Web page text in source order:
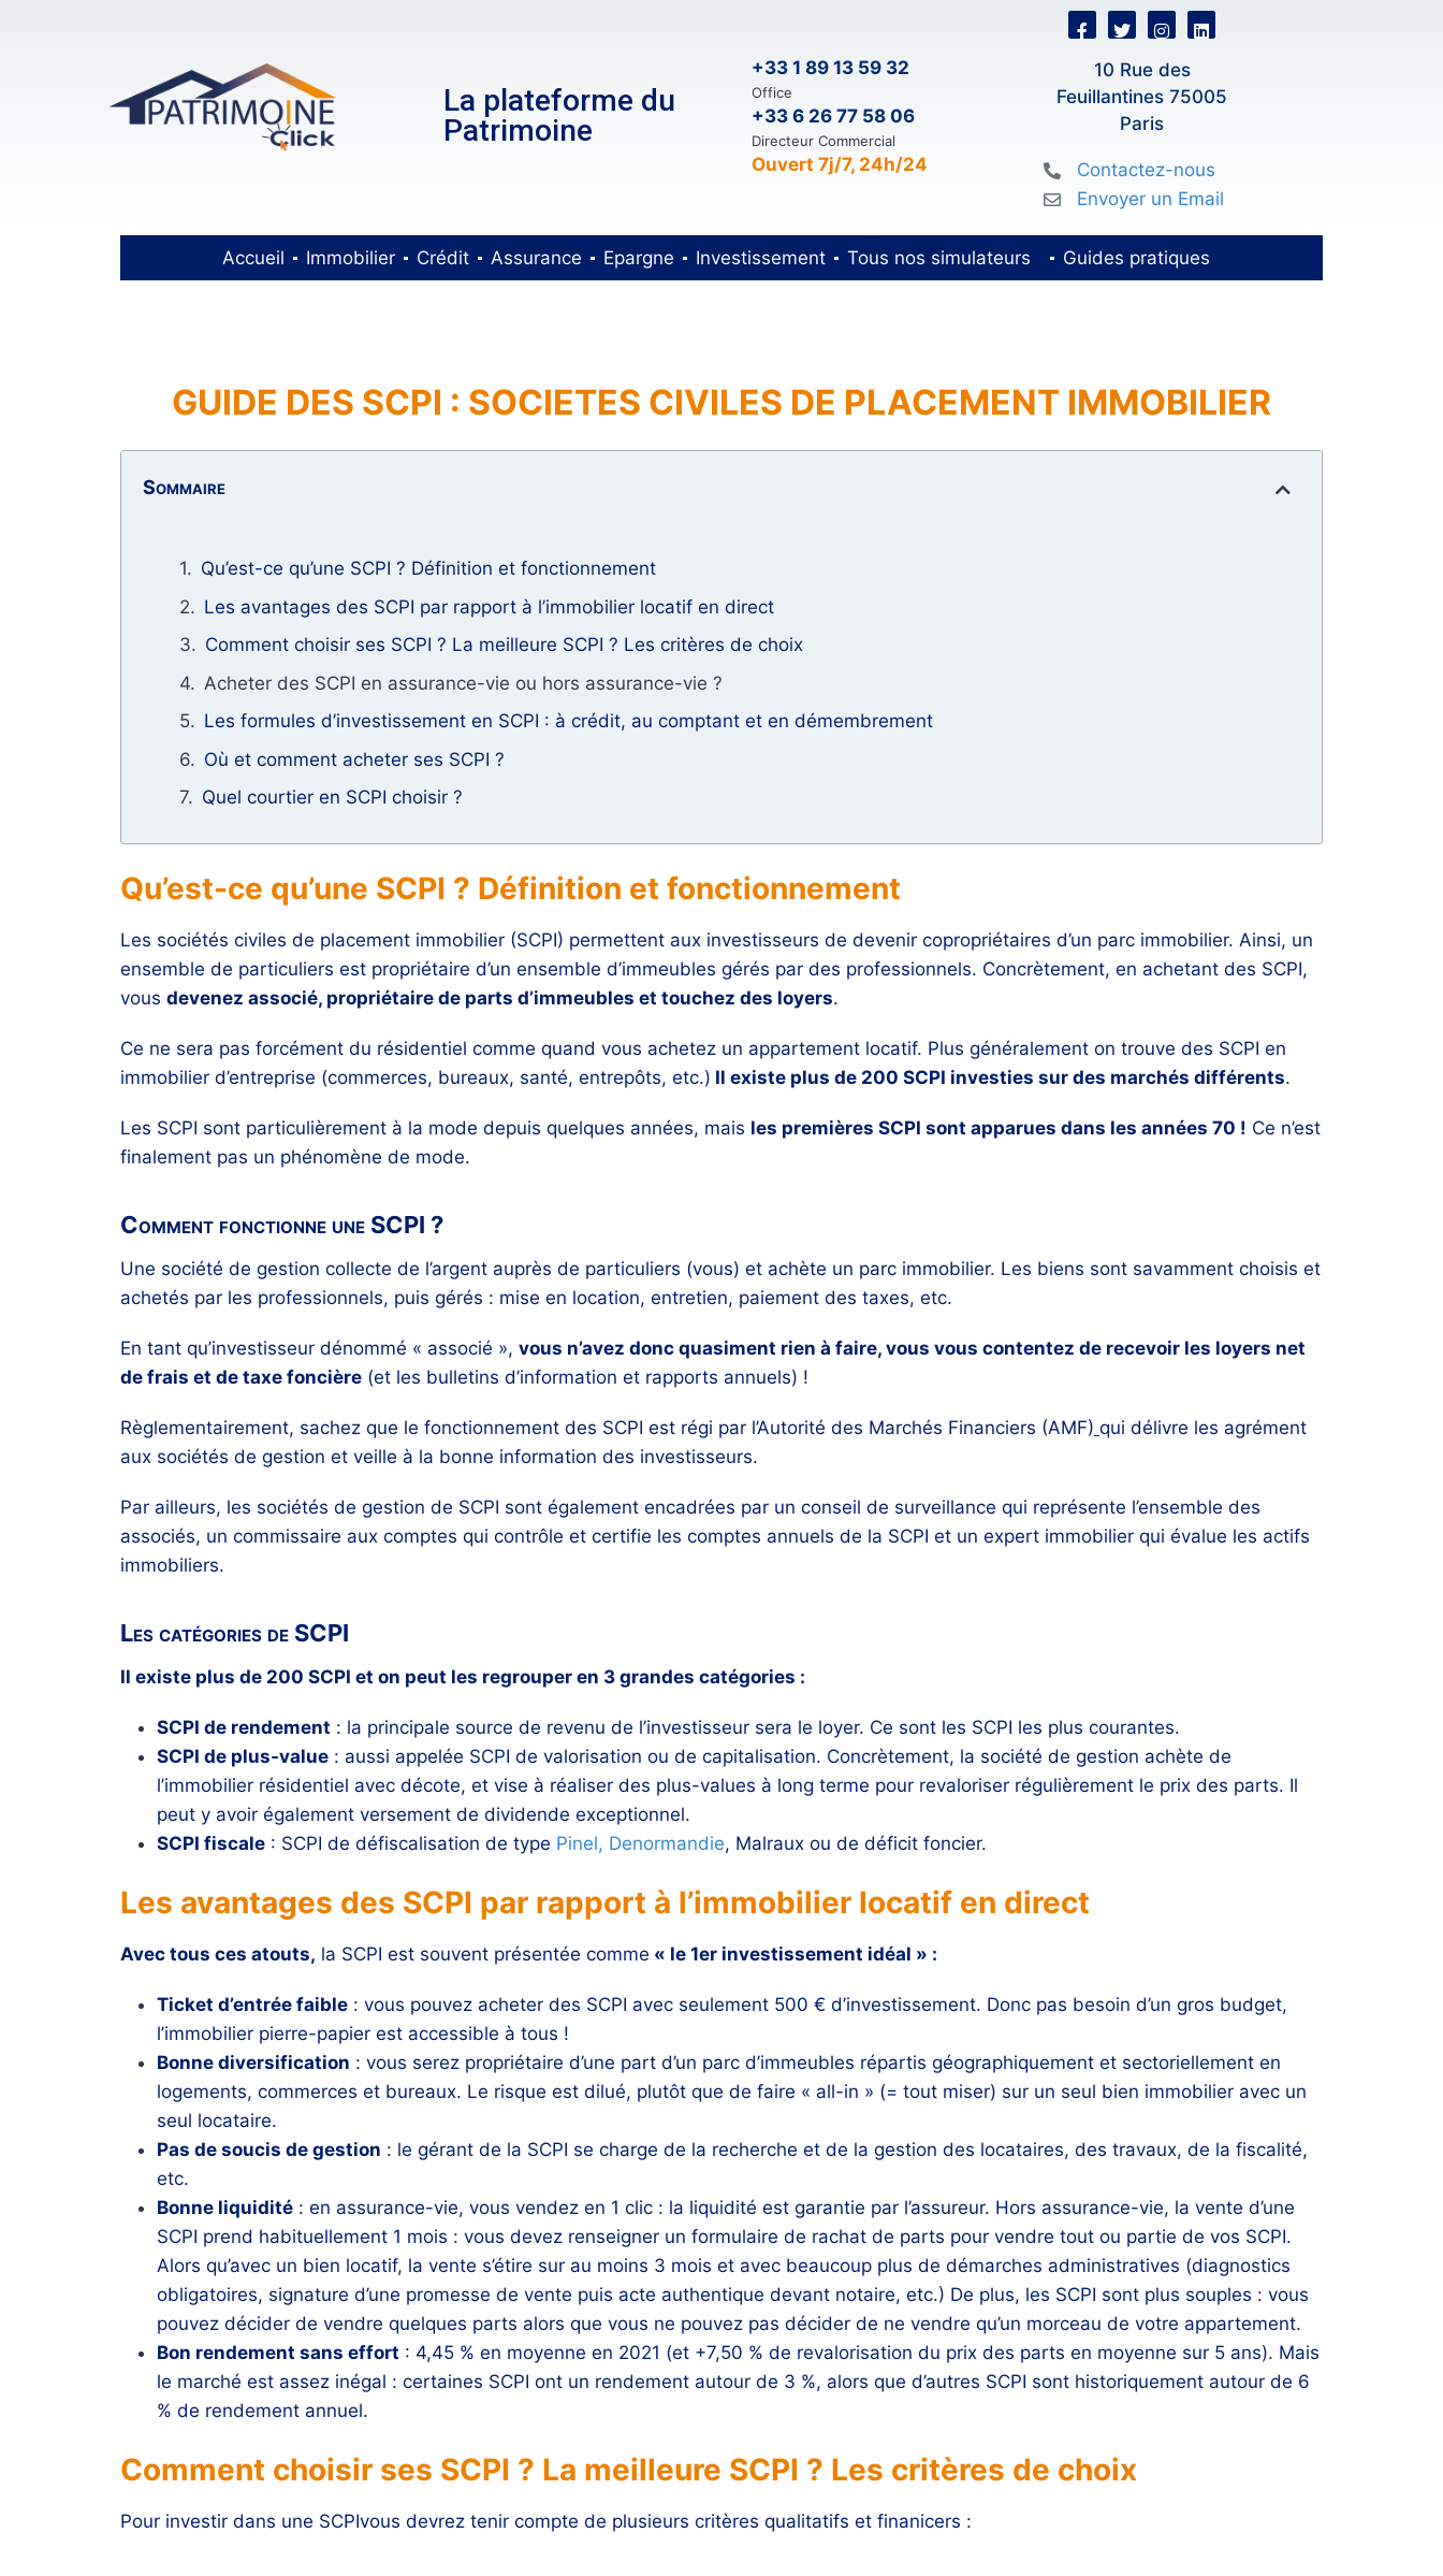
La plateforme du
Patrimoine
+33 1 89 13 59 32
Office
+33 6 26 77 58 06
Directeur Commercial
Ouvert 7j/7, 24h/24
10 Rue des
Feuillantines 75005
Paris
Contactez-nous
Envoyer un Email
Accueil Immobilier Crédit Assurance Epargne Investissement Tous nos simulateurs Guides pratiques
GUIDE DES SCPI : SOCIETES CIVILES DE PLACEMENT IMMOBILIER
Sommaire
Qu’est-ce qu’une SCPI ? Définition et fonctionnement
Les avantages des SCPI par rapport à l’immobilier locatif en direct
Comment choisir ses SCPI ? La meilleure SCPI ? Les critères de choix
Acheter des SCPI en assurance-vie ou hors assurance-vie ?
Les formules d’investissement en SCPI : à crédit, au comptant et en démembrement
Où et comment acheter ses SCPI ?
Quel courtier en SCPI choisir ?
Qu’est-ce qu’une SCPI ? Définition et fonctionnement
Les sociétés civiles de placement immobilier (SCPI) permettent aux investisseurs de devenir copropriétaires d’un parc immobilier. Ainsi, un
ensemble de particuliers est propriétaire d’un ensemble d’immeubles gérés par des professionnels. Concrètement, en achetant des SCPI,
vous devenez associé, propriétaire de parts d’immeubles et touchez des loyers.
Ce ne sera pas forcément du résidentiel comme quand vous achetez un appartement locatif. Plus généralement on trouve des SCPI en
immobilier d’entreprise (commerces, bureaux, santé, entrepôts, etc.) Il existe plus de 200 SCPI investies sur des marchés différents.
Les SCPI sont particulièrement à la mode depuis quelques années, mais les premières SCPI sont apparues dans les années 70 ! Ce n’est
finalement pas un phénomène de mode.
Comment fonctionne une SCPI ?
Une société de gestion collecte de l’argent auprès de particuliers (vous) et achète un parc immobilier. Les biens sont savamment choisis et
achetés par les professionnels, puis gérés : mise en location, entretien, paiement des taxes, etc.
En tant qu’investisseur dénommé « associé », vous n’avez donc quasiment rien à faire, vous vous contentez de recevoir les loyers net
de frais et de taxe foncière (et les bulletins d’information et rapports annuels) !
Règlementairement, sachez que le fonctionnement des SCPI est régi par l’Autorité des Marchés Financiers (AMF) qui délivre les agrément
aux sociétés de gestion et veille à la bonne information des investisseurs.
Par ailleurs, les sociétés de gestion de SCPI sont également encadrées par un conseil de surveillance qui représente l’ensemble des
associés, un commissaire aux comptes qui contrôle et certifie les comptes annuels de la SCPI et un expert immobilier qui évalue les actifs
immobiliers.
Les catégories de SCPI
Il existe plus de 200 SCPI et on peut les regrouper en 3 grandes catégories :
SCPI de rendement : la principale source de revenu de l’investisseur sera le loyer. Ce sont les SCPI les plus courantes.
SCPI de plus-value : aussi appelée SCPI de valorisation ou de capitalisation. Concrètement, la société de gestion achète de
l’immobilier résidentiel avec décote, et vise à réaliser des plus-values à long terme pour revaloriser régulièrement le prix des parts. Il
peut y avoir également versement de dividende exceptionnel.
SCPI fiscale : SCPI de défiscalisation de type Pinel, Denormandie, Malraux ou de déficit foncier.
Les avantages des SCPI par rapport à l’immobilier locatif en direct
Avec tous ces atouts, la SCPI est souvent présentée comme « le 1er investissement idéal » :
Ticket d’entrée faible : vous pouvez acheter des SCPI avec seulement 500 € d’investissement. Donc pas besoin d’un gros budget,
l’immobilier pierre-papier est accessible à tous !
Bonne diversification : vous serez propriétaire d’une part d’un parc d’immeubles répartis géographiquement et sectoriellement en
logements, commerces et bureaux. Le risque est dilué, plutôt que de faire « all-in » (= tout miser) sur un seul bien immobilier avec un
seul locataire.
Pas de soucis de gestion : le gérant de la SCPI se charge de la recherche et de la gestion des locataires, des travaux, de la fiscalité,
etc.
Bonne liquidité : en assurance-vie, vous vendez en 1 clic : la liquidité est garantie par l’assureur. Hors assurance-vie, la vente d’une
SCPI prend habituellement 1 mois : vous devez renseigner un formulaire de rachat de parts pour vendre tout ou partie de vos SCPI.
Alors qu’avec un bien locatif, la vente s’étire sur au moins 3 mois et avec beaucoup plus de démarches administratives (diagnostics
obligatoires, signature d’une promesse de vente puis acte authentique devant notaire, etc.) De plus, les SCPI sont plus souples : vous
pouvez décider de vendre quelques parts alors que vous ne pouvez pas décider de ne vendre qu’un morceau de votre appartement.
Bon rendement sans effort : 4,45 % en moyenne en 2021 (et +7,50 % de revalorisation du prix des parts en moyenne sur 5 ans). Mais
le marché est assez inégal : certaines SCPI ont un rendement autour de 3 %, alors que d’autres SCPI sont historiquement autour de 6
% de rendement annuel.
Comment choisir ses SCPI ? La meilleure SCPI ? Les critères de choix
Pour investir dans une SCPIvous devrez tenir compte de plusieurs critères qualitatifs et finanicers :